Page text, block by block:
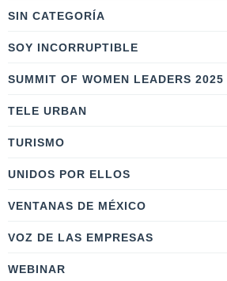
SIN CATEGORÍA
SOY INCORRUPTIBLE
SUMMIT OF WOMEN LEADERS 2025
TELE URBAN
TURISMO
UNIDOS POR ELLOS
VENTANAS DE MÉXICO
VOZ DE LAS EMPRESAS
WEBINAR